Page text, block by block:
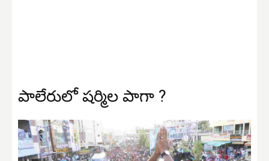
పాలేరులో షర్మిల పాగా ?